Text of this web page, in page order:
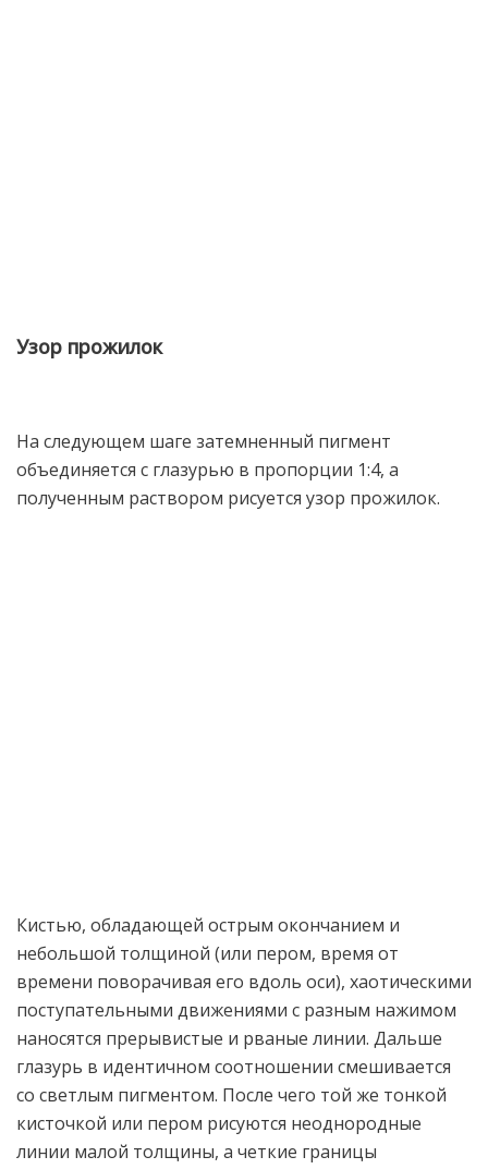
Узор прожилок
На следующем шаге затемненный пигмент
объединяется с глазурью в пропорции 1:4, а
полученным раствором рисуется узор прожилок.
Кистью, обладающей острым окончанием и
небольшой толщиной (или пером, время от
времени поворачивая его вдоль оси), хаотическими
поступательными движениями с разным нажимом
наносятся прерывистые и рваные линии. Дальше
глазурь в идентичном соотношении смешивается
со светлым пигментом. После чего той же тонкой
кисточкой или пером рисуются неоднородные
линии малой толщины, а четкие границы